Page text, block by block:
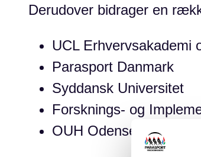
Derudover bidrager en
UCL Erhvervsakademi
Parasport Danmark
Syddansk Universitet
Forsknings- og
OUH Odense